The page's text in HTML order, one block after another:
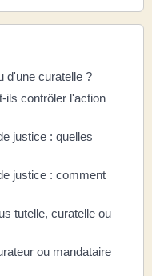
d'une curatelle ?
ils contrôler l'action
justice : quelles
justice : comment
tutelle, curatelle ou
ou mandataire